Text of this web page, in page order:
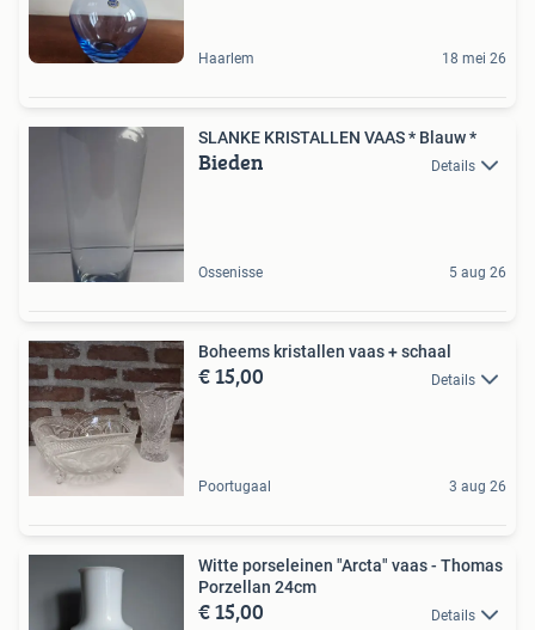
Haarlem 18 mei 26
SLANKE KRISTALLEN VAAS * Blauw *
Bieden Details
Ossenisse 5 aug 26
Boheems kristallen vaas + schaal
€ 15,00 Details
Poortugaal 3 aug 26
Witte porseleinen "Arcta" vaas - Thomas
Porzellan 24cm
€ 15,00 Details